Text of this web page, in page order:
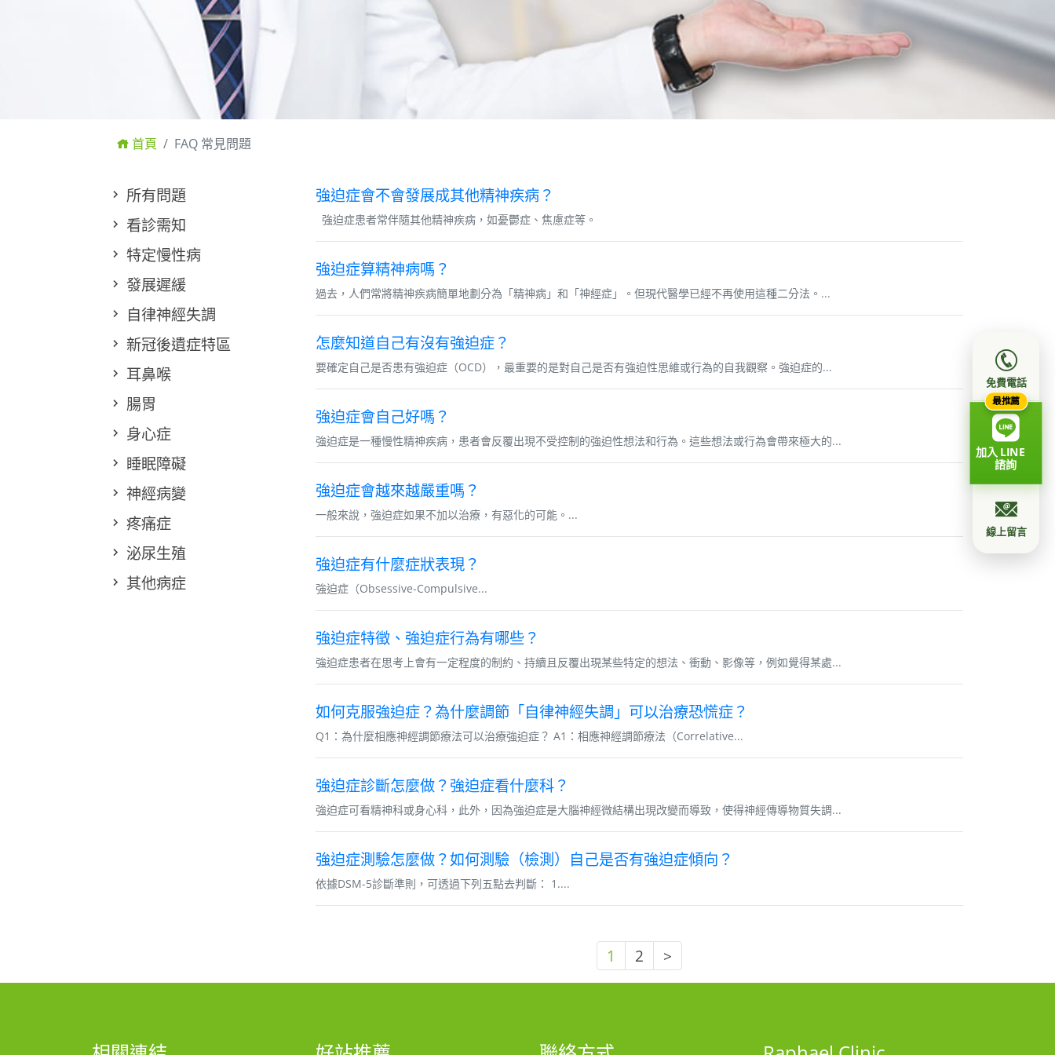
首頁 FAQ 常見問題
所有問題
看診需知
特定慢性病
發展遲緩
自律神經失調
新冠後遺症特區
耳鼻喉
腸胃
身心症
睡眠障礙
神經病變
疼痛症
泌尿生殖
其他病症
強迫症會不會發展成其他精神疾病？
強迫症患者常伴隨其他精神疾病，如憂鬱症、焦慮症等。
強迫症算精神病嗎？
過去，人們常將精神疾病簡單地劃分為「精神病」和「神經症」。但現代醫學已經不再使用這種二分法。...
怎麼知道自己有沒有強迫症？
要確定自己是否患有強迫症（OCD），最重要的是對自己是否有強迫性思維或行為的自我觀察。強迫症的...
強迫症會自己好嗎？
強迫症是一種慢性精神疾病，患者會反覆出現不受控制的強迫性想法和行為。這些想法或行為會帶來極大的...
強迫症會越來越嚴重嗎？
一般來說，強迫症如果不加以治療，有惡化的可能。...
強迫症有什麼症狀表現？
強迫症（Obsessive-Compulsive...
強迫症特徵、強迫症行為有哪些？
強迫症患者在思考上會有一定程度的制約、持續且反覆出現某些特定的想法、衝動、影像等，例如覺得某處...
如何克服強迫症？為什麼調節「自律神經失調」可以治療恐慌症？
Q1：為什麼相應神經調節療法可以治療強迫症？ A1：相應神經調節療法（Correlative...
強迫症診斷怎麼做？強迫症看什麼科？
強迫症可看精神科或身心科，此外，因為強迫症是大腦神經微結構出現改變而導致，使得神經傳導物質失調...
強迫症測驗怎麼做？如何測驗（檢測）自己是否有強迫症傾向？
依據DSM-5診斷準則，可透過下列五點去判斷： 1....
1 2 >
免費電話
最推薦
加入 LINE
諮詢
線上留言